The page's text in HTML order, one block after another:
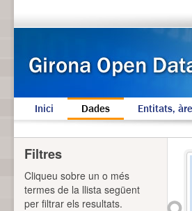
Inici Dades Entitats,
Filtres
Cliqueu sobre un o més
termes de la llista següent
per filtrar els resultats.